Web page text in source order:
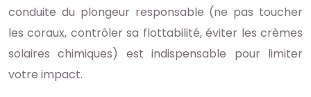
conduite du plongeur responsable (ne pas toucher
les coraux, contrôler sa flottabilité, éviter les crèmes
solaires chimiques) est indispensable pour limiter
votre impact.